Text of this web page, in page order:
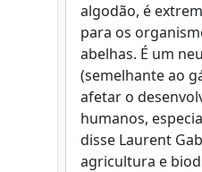
algodão, é
para os
abelhas. É um
(semelhante ao
afetar o
humanos,
disse Laurent
agricultura e